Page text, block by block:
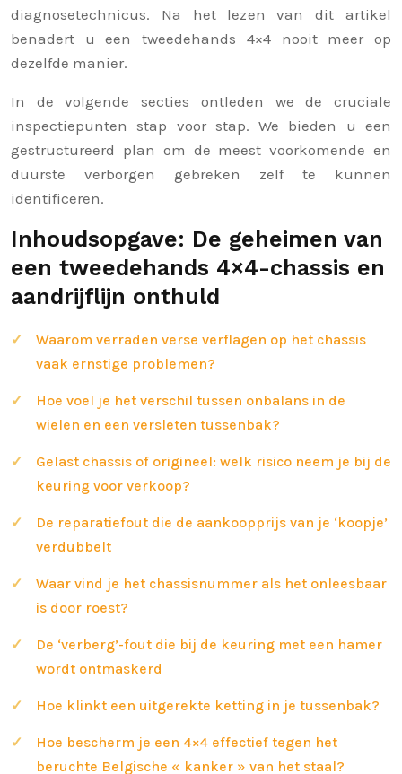
diagnosetechnicus. Na het lezen van dit artikel
benadert u een tweedehands 4×4 nooit meer op
dezelfde manier.
In de volgende secties ontleden we de cruciale
inspectiepunten stap voor stap. We bieden u een
gestructureerd plan om de meest voorkomende en
duurste verborgen gebreken zelf te kunnen
identificeren.
Inhoudsopgave: De geheimen van
een tweedehands 4×4-chassis en
aandrijflijn onthuld
Waarom verraden verse verflagen op het chassis
vaak ernstige problemen?
Hoe voel je het verschil tussen onbalans in de
wielen en een versleten tussenbak?
Gelast chassis of origineel: welk risico neem je bij de
keuring voor verkoop?
De reparatiefout die de aankoopprijs van je ‘koopje’
verdubbelt
Waar vind je het chassisnummer als het onleesbaar
is door roest?
De ‘verberg’-fout die bij de keuring met een hamer
wordt ontmaskerd
Hoe klinkt een uitgerekte ketting in je tussenbak?
Hoe bescherm je een 4×4 effectief tegen het
beruchte Belgische « kanker » van het staal?